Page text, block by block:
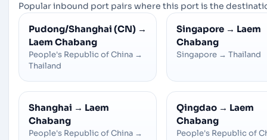
Popular inbound port pairs where this port is the
Pudong/Shanghai (CN) →
Laem Chabang
People's Republic of China →
Thailand
Singapore → Laem
Chabang
Singapore → Thailand
Shanghai → Laem
Chabang
People's Republic of China →
Qingdao → Laem
Chabang
People's Republic of